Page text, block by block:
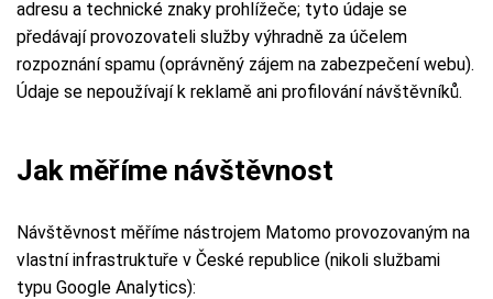
adresu a technické znaky prohlížeče; tyto údaje se
předávají provozovateli služby výhradně za účelem
rozpoznání spamu (oprávněný zájem na zabezpečení webu).
Údaje se nepoužívají k reklamě ani profilování návštěvníků.
Jak měříme návštěvnost
Návštěvnost měříme nástrojem Matomo provozovaným na
vlastní infrastruktuře v České republice (nikoli službami
typu Google Analytics):